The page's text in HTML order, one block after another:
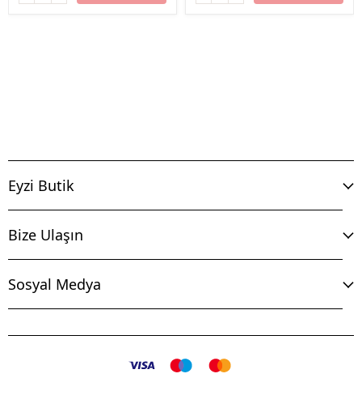
Eyzi Butik
Bize Ulaşın
Sosyal Medya